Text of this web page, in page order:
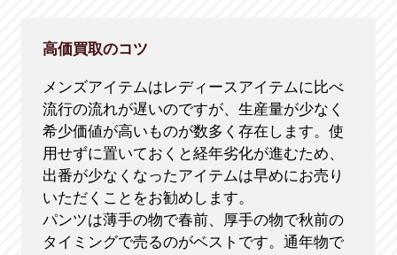
高価買取のコツ
メンズアイテムはレディースアイテムに比べ
流行の流れが遅いのですが、生産量が少なく
希少価値が高いものが数多く存在します。使
用せずに置いておくと経年劣化が進むため、
出番が少なくなったアイテムは早めにお売り
いただくことをお勧めします。
パンツは薄手の物で春前、厚手の物で秋前の
タイミングで売るのがベストです。通年物で